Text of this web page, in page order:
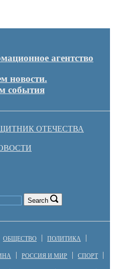
агентство
новости.
события
ОТЕЧЕСТВА
Search
ОБЩЕСТВО ПОЛИТИКА
РОССИЯ И МИР СПОРТ